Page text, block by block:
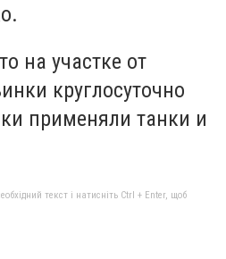
на участке от
круглосуточно
применяли танки и
текст і натисніть Ctrl + Enter, щоб